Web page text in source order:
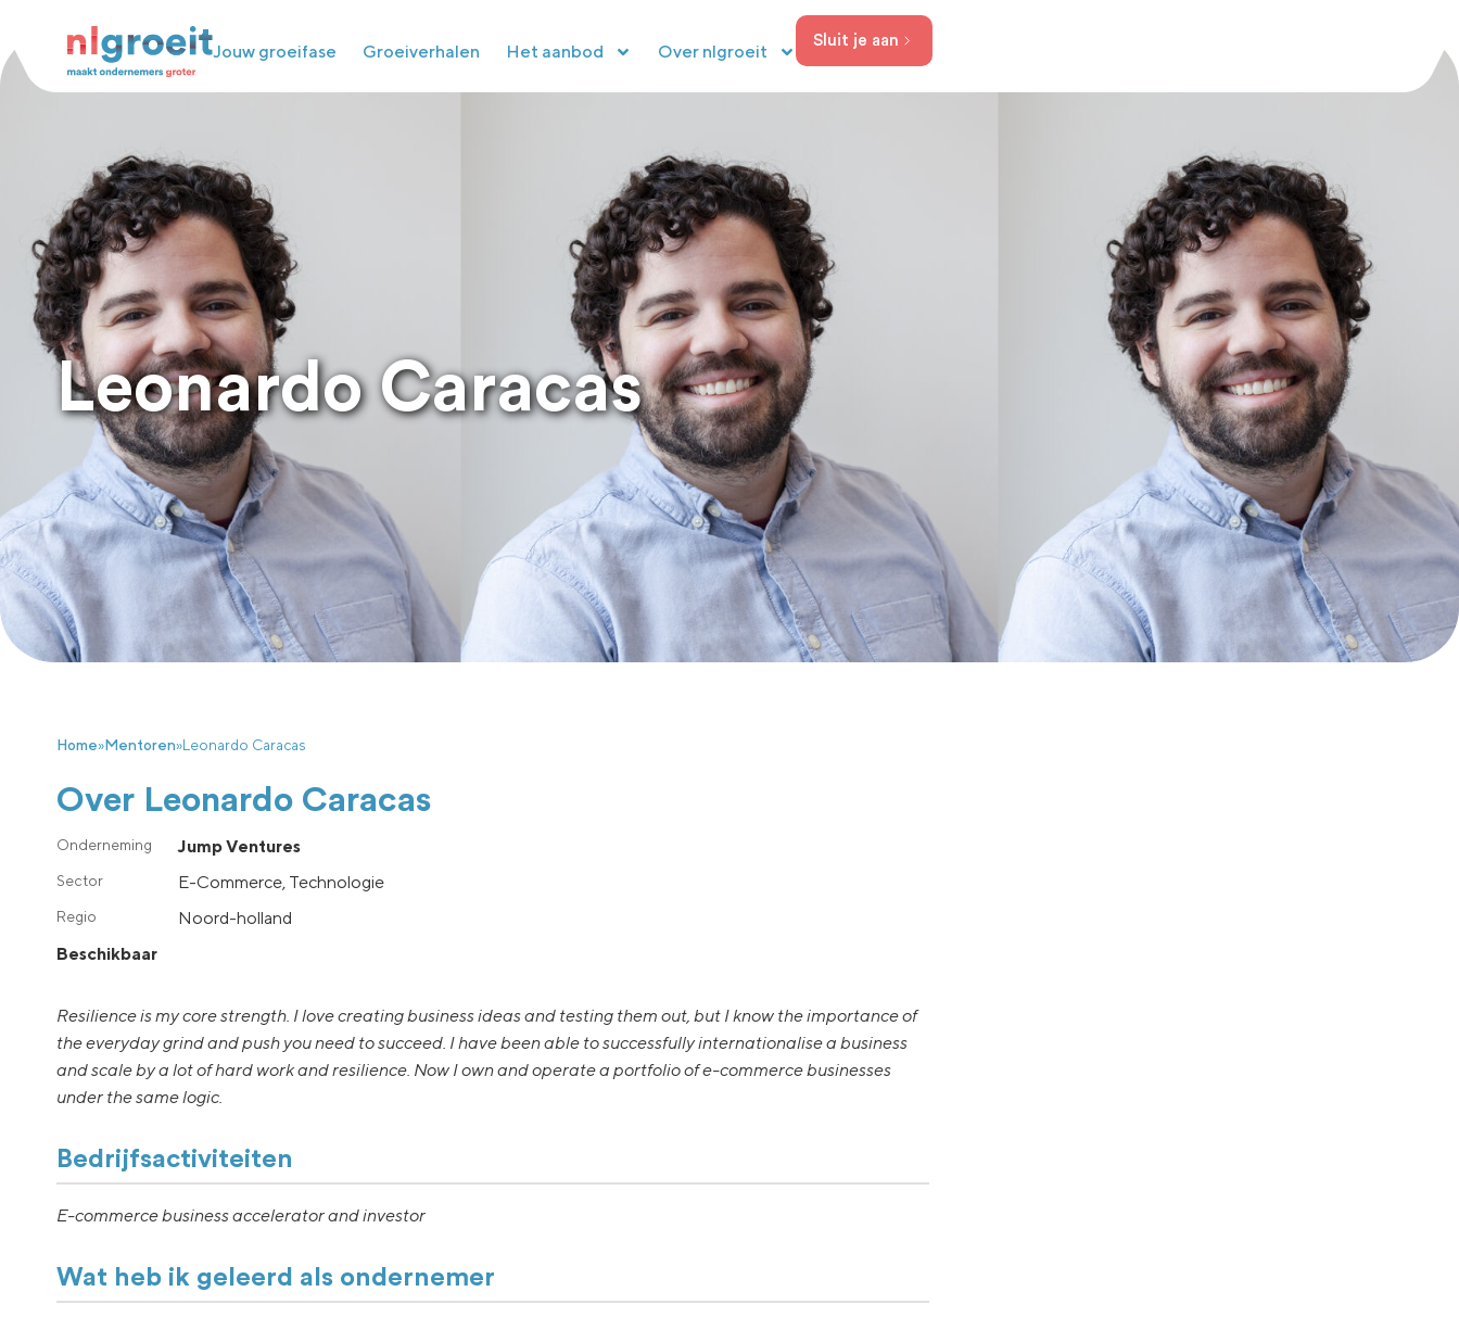
Jouw groeifase Groeiverhalen Het aanbod Over nlgroeit
Sluit je aan
Leonardo Caracas
Home»Mentoren»Leonardo Caracas
Over Leonardo Caracas
Jump Ventures
E-Commerce, Technologie
noord-holland
Beschikbaar
Resilience is my core strength. I love creating business ideas and testing them out, but I know the importance of
the everyday grind and push you need to succeed. I have been able to successfully internationalise a business
and scale by a lot of hard work and resilience. Now I own and operate a portfolio of e-commerce businesses
under the same logic.
Bedrijfsactiviteiten
E-commerce business accelerator and investor
Wat heb ik geleerd als ondernemer